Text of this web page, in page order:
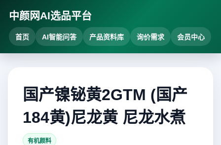
中颜网AI选品平台
首页 AI智能问答 产品资料库 询价需求 会员中心
国产镍铋黄2GTM (国产
184黄)尼龙黄 尼龙水煮
有机颜料